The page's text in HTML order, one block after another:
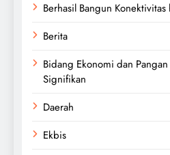
Berhasil Bangun
Berita
Bidang Ekonomi dan
Signifikan
Daerah
Ekbis